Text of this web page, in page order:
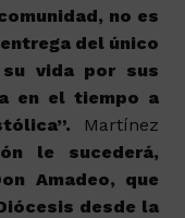
no es
del único
vida por sus
en el tiempo a
Martínez
le sucederá,
Amadeo, que
desde la